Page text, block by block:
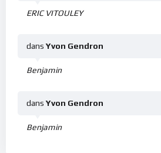
ERIC VITOULEY
Benjamin
dans Yvon Gendron
Benjamin
dans Yvon Gendron